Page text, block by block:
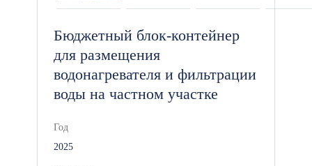
утепление стен и крыши.
Мебель и оборудование: Для
удобства сотрудников, включая
столы, стулья и системы
Бюджетный блок-контейнер
для размещения
водонагревателя и фильтрации
воды на частном участке
Год
2025